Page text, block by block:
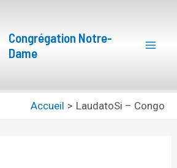
Congrégation Notre-
Dame
Accueil LaudatoSi – Congo